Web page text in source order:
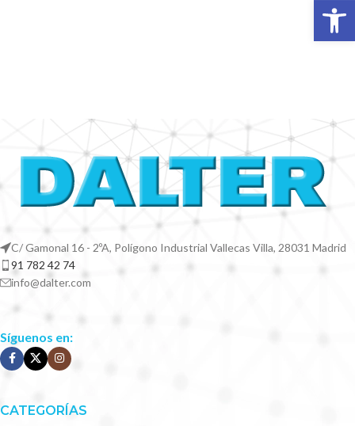
C/ Gamonal 16 - 2ºA, Polígono Industrial Vallecas Villa, 28031 Madrid
91 782 42 74
info@dalter.com
Síguenos en:
CATEGORÍAS
Abrir